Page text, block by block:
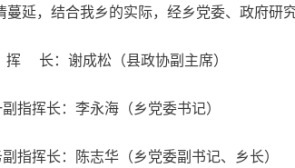
延， 结合我乡的实际， 经乡党委、政府研
挥 长：谢成松（县政协副主席）
指挥长：李永海（乡党委书记）
指挥长：陈志华（乡党委副书记、乡长）